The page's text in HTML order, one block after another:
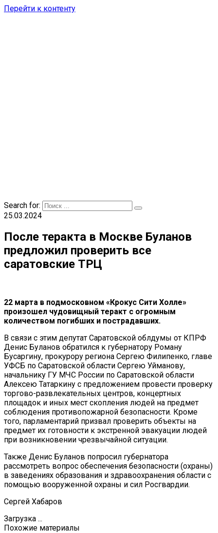
Перейти к контенту
Search for:
25.03.2024
После теракта в Москве Буланов
предложил проверить все
саратовские ТРЦ
22 марта в подмосковном «Крокус Сити Холле»
произошел чудовищный теракт с огромным
количеством погибших и пострадавших.
В связи с этим депутат Саратовской облдумы от КПРФ
Денис Буланов обратился к губернатору Роману
Бусаргину, прокурору региона Сергею Филипенко, главе
УФСБ по Саратовской области Сергею Уйманову,
начальнику ГУ МЧС России по Саратовской области
Алексею Татаркину с предложением провести проверку
торгово-развлекательных центров, концертных
площадок и иных мест скопления людей на предмет
соблюдения противопожарной безопасности. Кроме
того, парламентарий призвал проверить объекты на
предмет их готовности к экстренной эвакуации людей
при возникновении чрезвычайной ситуации.
Также Денис Буланов попросил губернатора
рассмотреть вопрос обеспечения безопасности (охраны)
в заведениях образования и здравоохранения области с
помощью вооруженной охраны и сил Росгвардии.
Сергей Хабаров
Загрузка ...
Похожие материалы